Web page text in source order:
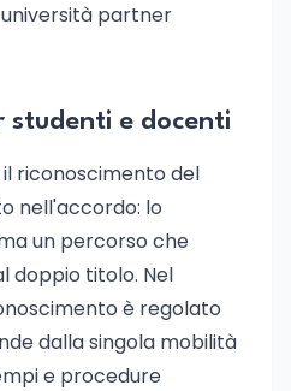
partner
studenti e docenti
riconoscimento del
nell'accordo: lo
un percorso che
doppio titolo. Nel
è regolato
dalla singola mobilità
e procedure